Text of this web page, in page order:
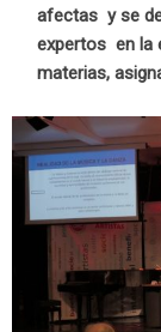
afectas y se
expertos en la
materias,